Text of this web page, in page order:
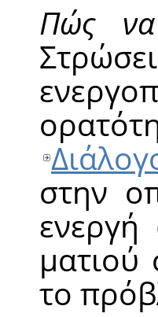
Πώς να
στην
ενεργή
ματιού
το